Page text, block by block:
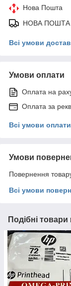
Нова Пошта
НОВА ПОШТА
Всі умови
Умови оплати
Оплата на
Оплата за
Всі умови оплати
Умови
Повернення
Всі умови
Подібні товари